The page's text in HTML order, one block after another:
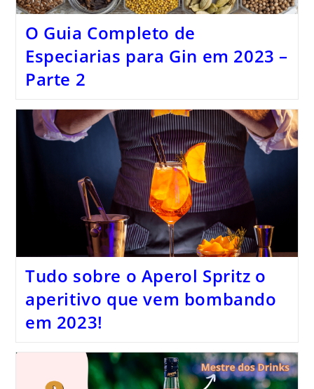
O Guia Completo de
Especiarias para Gin em 2023 –
Parte 2
Tudo sobre o Aperol Spritz o
aperitivo que vem bombando
em 2023!